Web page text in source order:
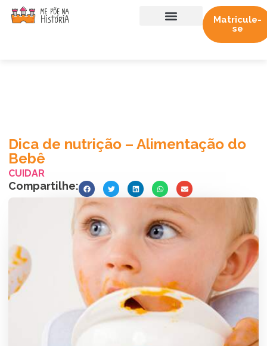
Matricule-
se
Dica de nutrição – Alimentação do
Bebê
CUIDAR
Compartilhe: